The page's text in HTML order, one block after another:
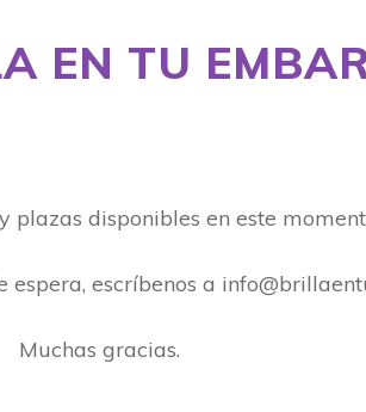
EN TU
plazas disponibles en este
escríbenos a
Muchas gracias.